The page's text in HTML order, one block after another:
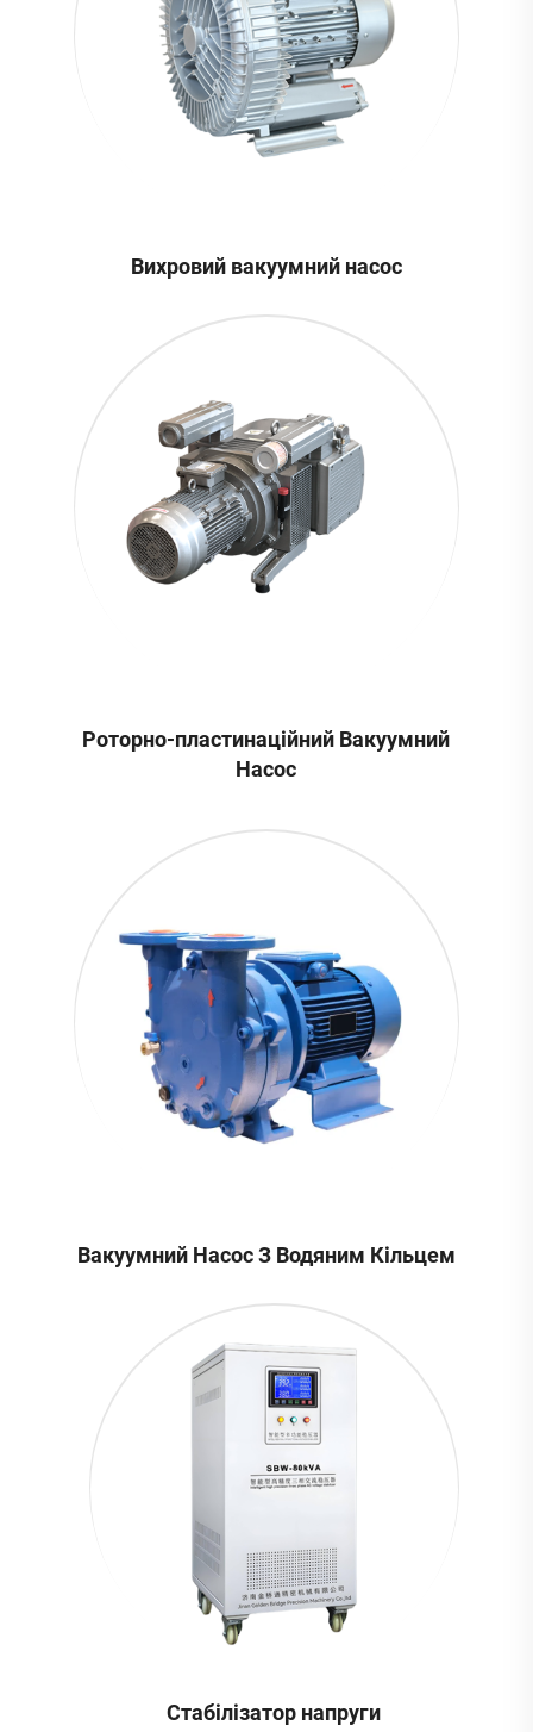
Вихровий вакуумний насос
Роторно-пластинаційний Вакуумний
Насос
Вакуумний Насос З Водяним Кільцем
Стабілізатор напруги